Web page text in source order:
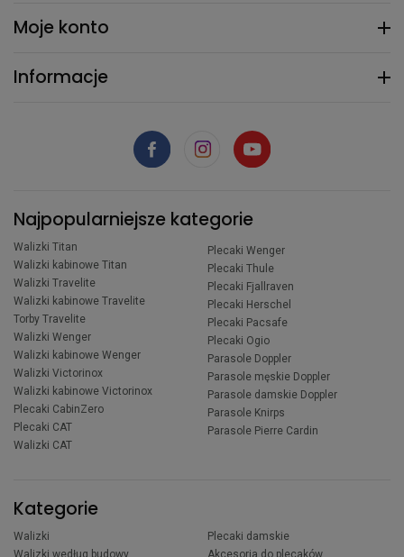
Moje konto
Informacje
Najpopularniejsze kategorie
Walizki Titan
Walizki kabinowe Titan
Walizki Travelite
Walizki kabinowe Travelite
Torby Travelite
Walizki Wenger
Walizki kabinowe Wenger
Walizki Victorinox
Walizki kabinowe Victorinox
Plecaki CabinZero
Plecaki CAT
Walizki CAT
Plecaki Wenger
Plecaki Thule
Plecaki Fjallraven
Plecaki Herschel
Plecaki Pacsafe
Plecaki Ogio
Parasole Doppler
Parasole męskie Doppler
Parasole damskie Doppler
Parasole Knirps
Parasole Pierre Cardin
Kategorie
Walizki
Walizki według budowy
Plecaki damskie
Akcesoria do plecaków